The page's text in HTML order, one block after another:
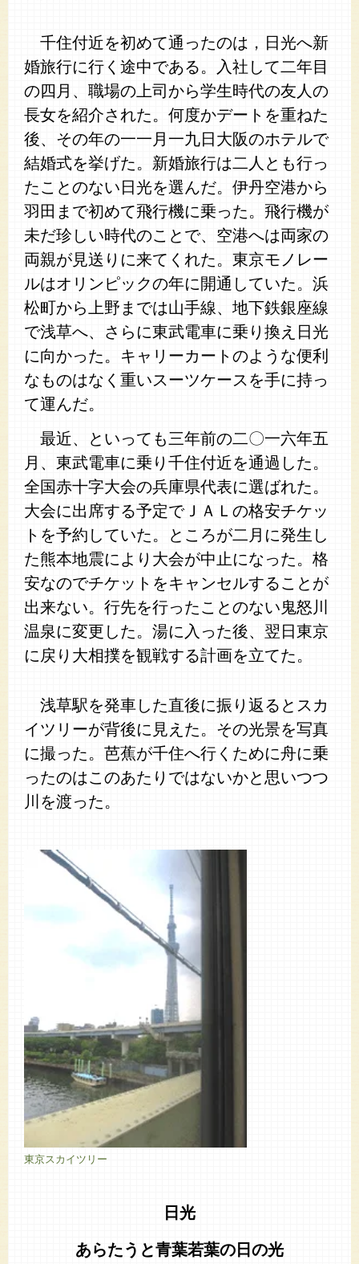
千住付近を初めて通ったのは，日光へ新
婚旅行に行く途中である。入社して二年目
の四月、職場の上司から学生時代の友人の
長女を紹介された。何度かデートを重ねた
後、その年の一一月一九日大阪のホテルで
結婚式を挙げた。新婚旅行は二人とも行っ
たことのない日光を選んだ。伊丹空港から
羽田まで初めて飛行機に乗った。飛行機が
未だ珍しい時代のことで、空港へは両家の
両親が見送りに来てくれた。東京モノレー
ルはオリンピックの年に開通していた。浜
松町から上野までは山手線、地下鉄銀座線
で浅草へ、さらに東武電車に乗り換え日光
に向かった。キャリーカートのような便利
なものはなく重いスーツケースを手に持っ
て運んだ。
最近、といっても三年前の二〇一六年五
月、東武電車に乗り千住付近を通過した。
全国赤十字大会の兵庫県代表に選ばれた。
大会に出席する予定でＪＡＬの格安チケッ
トを予約していた。ところが二月に発生し
た熊本地震により大会が中止になった。格
安なのでチケットをキャンセルすることが
出来ない。行先を行ったことのない鬼怒川
温泉に変更した。湯に入った後、翌日東京
に戻り大相撲を観戦する計画を立てた。
浅草駅を発車した直後に振り返るとスカ
イツリーが背後に見えた。その光景を写真
に撮った。芭蕉が千住へ行くために舟に乗
ったのはこのあたりではないかと思いつつ
川を渡った。
東京スカイツリー
日光
あらたうと青葉若葉の日の光